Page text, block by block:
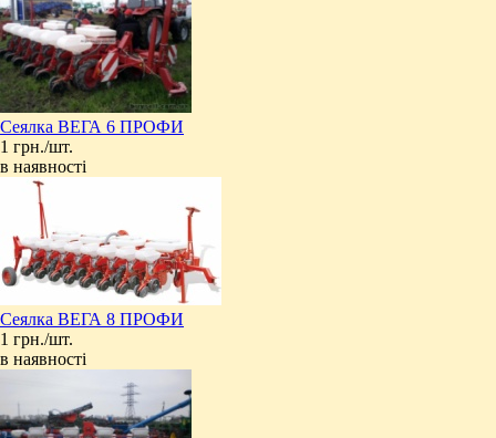
Cеялка ВЕГА 6 ПРОФИ
1 грн./шт.
в наявності
Сеялка ВЕГА 8 ПРОФИ
1 грн./шт.
в наявності